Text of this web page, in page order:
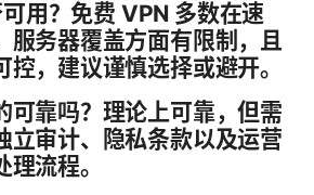
用？免费 VPN 多数在速
服务器覆盖方面有限制，且
控，建议谨慎选择或避开。
可靠吗？理论上可靠，但需
立审计、隐私条款以及运营
流程。